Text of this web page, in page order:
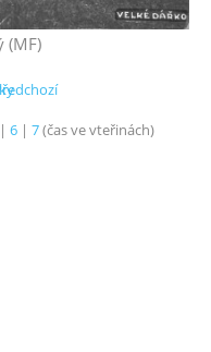
(MF)
| 6 | 7(čas ve vteřinách)